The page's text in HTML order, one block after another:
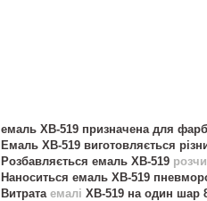
емаль ХВ-519 призначена для
Емаль ХВ-519 виготовляється
Розбавляється емаль ХВ-519
Наноситься емаль ХВ-519
Витрата емалі ХВ-519 на один шар